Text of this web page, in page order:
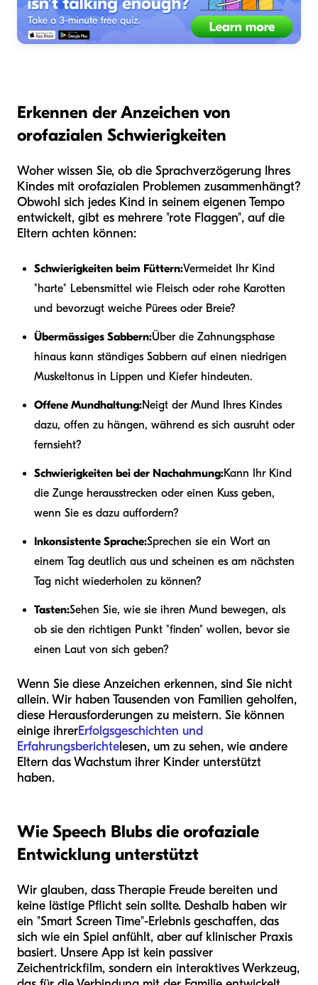
Erkennen der Anzeichen von
orofazialen Schwierigkeiten
Woher wissen Sie, ob die Sprachverzögerung Ihres
Kindes mit orofazialen Problemen zusammenhängt?
Obwohl sich jedes Kind in seinem eigenen Tempo
entwickelt, gibt es mehrere "rote Flaggen", auf die
Eltern achten können:
Schwierigkeiten beim Füttern:Vermeidet Ihr Kind
"harte" Lebensmittel wie Fleisch oder rohe Karotten
und bevorzugt weiche Pürees oder Breie?
Übermässiges Sabbern:Über die Zahnungsphase
hinaus kann ständiges Sabbern auf einen niedrigen
Muskeltonus in Lippen und Kiefer hindeuten.
Offene Mundhaltung:Neigt der Mund Ihres Kindes
dazu, offen zu hängen, während es sich ausruht oder
fernsieht?
Schwierigkeiten bei der Nachahmung:Kann Ihr Kind
die Zunge herausstrecken oder einen Kuss geben,
wenn Sie es dazu auffordern?
Inkonsistente Sprache:Sprechen sie ein Wort an
einem Tag deutlich aus und scheinen es am nächsten
Tag nicht wiederholen zu können?
Tasten:Sehen Sie, wie sie ihren Mund bewegen, als
ob sie den richtigen Punkt "finden" wollen, bevor sie
einen Laut von sich geben?
Wenn Sie diese Anzeichen erkennen, sind Sie nicht
allein. Wir haben Tausenden von Familien geholfen,
diese Herausforderungen zu meistern. Sie können
einige ihrerErfolgsgeschichten und
Erfahrungsberichtelesen, um zu sehen, wie andere
Eltern das Wachstum ihrer Kinder unterstützt
haben.
Wie Speech Blubs die orofaziale
Entwicklung unterstützt
Wir glauben, dass Therapie Freude bereiten und
keine lästige Pflicht sein sollte. Deshalb haben wir
ein "Smart Screen Time"-Erlebnis geschaffen, das
sich wie ein Spiel anfühlt, aber auf klinischer Praxis
basiert. Unsere App ist kein passiver
Zeichentrickfilm, sondern ein interaktives Werkzeug,